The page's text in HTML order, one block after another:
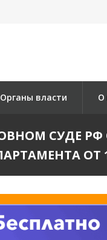
Органы власти О
СУДЕ РФ
ОТ